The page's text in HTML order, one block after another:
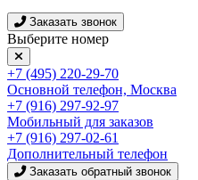
Заказать звонок
Выберите номер
+7 (495) 220-29-70
Основной телефон, Москва
+7 (916) 297-92-97
Мобильный для заказов
+7 (916) 297-02-61
Дополнительный телефон
Заказать обратный звонок